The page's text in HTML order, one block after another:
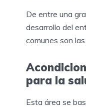
De entre una
desarrollo del
comunes son
para la
Esta área se